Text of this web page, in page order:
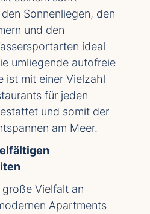
Sonnenliegen, den
und den
ideal
umliegende autofreie
ist mit einer Vielzahl
für jeden
und somit der
am Meer.
Vielfalt an
Apartments